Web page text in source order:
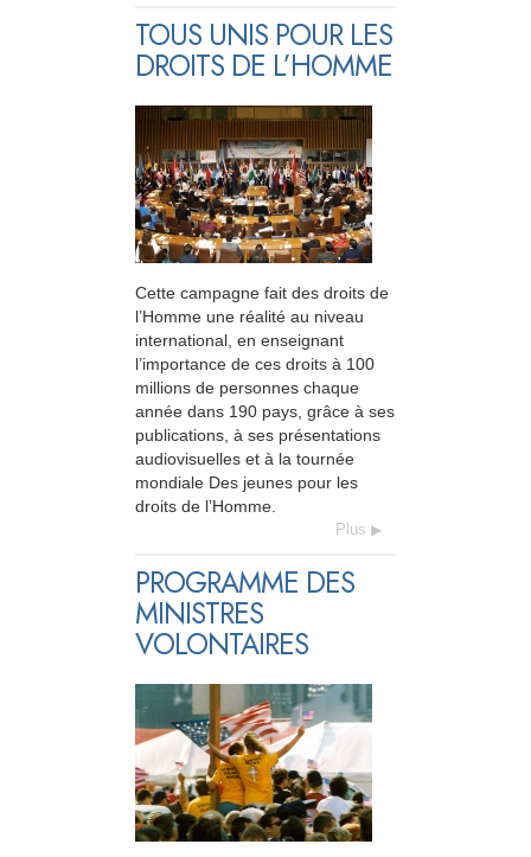
TOUS UNIS POUR LES
DROITS DE L’HOMME
Cette campagne fait des droits de
l’Homme une réalité au niveau
international, en enseignant
l’importance de ces droits à 100
millions de personnes chaque
année dans 190 pays, grâce à ses
publications, à ses présentations
audiovisuelles et à la tournée
mondiale Des jeunes pour les
droits de l’Homme.
Plus
PROGRAMME DES
MINISTRES
VOLONTAIRES